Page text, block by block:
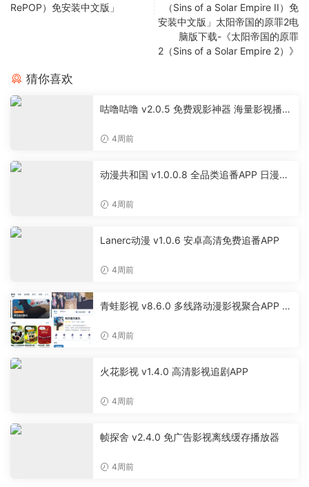
RePOP）免安装中文版」
（Sins of a Solar Empire II）免
安装中文版」太阳帝国的原罪2电
脑版下载-《太阳帝国的原罪
2（Sins of a Solar Empire 2）》
猜你喜欢
咕噜咕噜 v2.0.5 免费观影神器 海量影视播放
4周前
动漫共和国 v1.0.0.8 全品类追番APP 日漫国
4周前
Lanerc动漫 v1.0.6 安卓高清免费追番APP
4周前
青蛙影视 v8.6.0 多线路动漫影视聚合APP 免
4周前
火花影视 v1.4.0 高清影视追剧APP
4周前
帧探舍 v2.4.0 免广告影视离线缓存播放器
4周前